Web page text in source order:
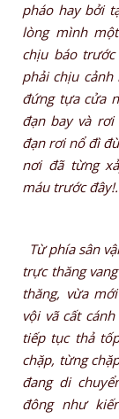
pháo hay bởi
lòng mình
chịu báo
phải chịu
đứng tựa cửa
đạn bay và
đạn rơi nổ đì
nơi đã từng
máu trước
Từ phía sân
trực thăng
thăng, vừa
vội vã cất
tiếp tục thả
chặp, từng
đang di
đông như